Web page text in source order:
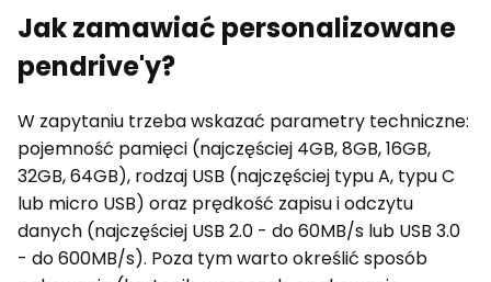
Jak zamawiać personalizowane
pendrive'y?
W zapytaniu trzeba wskazać parametry techniczne:
pojemność pamięci (najczęściej 4GB, 8GB, 16GB,
32GB, 64GB), rodzaj USB (najczęściej typu A, typu C
lub micro USB) oraz prędkość zapisu i odczytu
danych (najczęściej USB 2.0 - do 60MB/s lub USB 3.0
- do 600MB/s). Poza tym warto określić sposób